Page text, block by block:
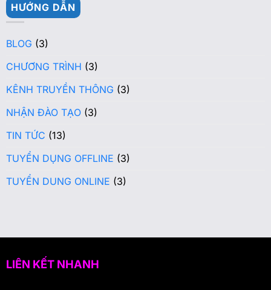
HƯỚNG DẪN
BLOG (3)
CHƯƠNG TRÌNH (3)
KÊNH TRUYỀN THÔNG (3)
NHẬN ĐÀO TẠO(3)
TIN TỨC (13)
TUYỂN DỤNG OFFLINE (3)
TUYỂN DUNG ONLINE (3)
LIÊN KẾT NHANH